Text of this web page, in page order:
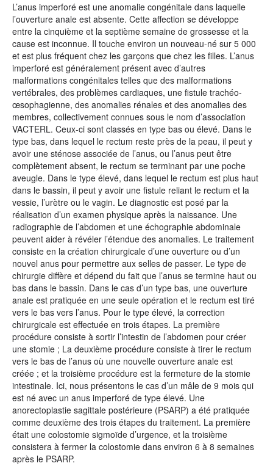
L’anus imperforé est une anomalie congénitale dans laquelle
l’ouverture anale est absente. Cette affection se développe
entre la cinquième et la septième semaine de grossesse et la
cause est inconnue. Il touche environ un nouveau-né sur 5 000
et est plus fréquent chez les garçons que chez les filles. L’anus
imperforé est généralement présent avec d’autres
malformations congénitales telles que des malformations
vertébrales, des problèmes cardiaques, une fistule trachéo-
œsophagienne, des anomalies rénales et des anomalies des
membres, collectivement connues sous le nom d’association
VACTERL. Ceux-ci sont classés en type bas ou élevé. Dans le
type bas, dans lequel le rectum reste près de la peau, il peut y
avoir une sténose associée de l’anus, ou l’anus peut être
complètement absent, le rectum se terminant par une poche
aveugle. Dans le type élevé, dans lequel le rectum est plus haut
dans le bassin, il peut y avoir une fistule reliant le rectum et la
vessie, l’urètre ou le vagin. Le diagnostic est posé par la
réalisation d’un examen physique après la naissance. Une
radiographie de l’abdomen et une échographie abdominale
peuvent aider à révéler l’étendue des anomalies. Le traitement
consiste en la création chirurgicale d’une ouverture ou d’un
nouvel anus pour permettre aux selles de passer. Le type de
chirurgie diffère et dépend du fait que l’anus se termine haut ou
bas dans le bassin. Dans le cas d’un type bas, une ouverture
anale est pratiquée en une seule opération et le rectum est tiré
vers le bas vers l’anus. Pour le type élevé, la correction
chirurgicale est effectuée en trois étapes. La première
procédure consiste à sortir l’intestin de l’abdomen pour créer
une stomie ; La deuxième procédure consiste à tirer le rectum
vers le bas de l’anus où une nouvelle ouverture anale est
créée ; et la troisième procédure est la fermeture de la stomie
intestinale. Ici, nous présentons le cas d’un mâle de 9 mois qui
est né avec un anus imperforé de type élevé. Une
anorectoplastie sagittale postérieure (PSARP) a été pratiquée
comme deuxième des trois étapes du traitement. La première
était une colostomie sigmoïde d’urgence, et la troisième
consistera à fermer la colostomie dans environ 6 à 8 semaines
après le PSARP.